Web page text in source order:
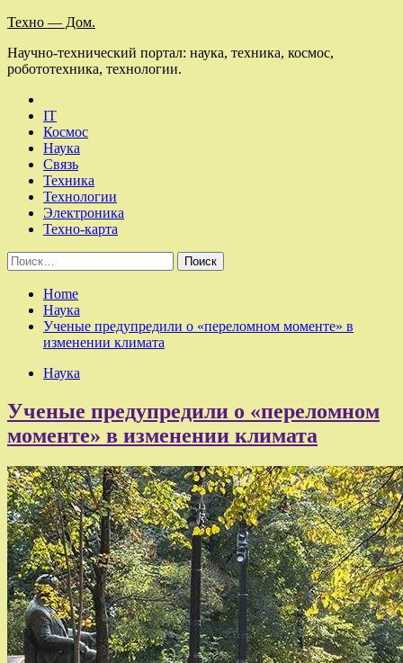
Skip
content
Техно — Дом.
Научно-технический портал: наука, техника, космос,
робототехника, технологии.
IT
Космос
Наука
Связь
Техника
Технологии
Электроника
Техно-карта
Найти:
Home
Наука
Ученые предупредили о «переломном моменте» в
изменении климата
Наука
Ученые предупредили о «переломном
моменте» в изменении климата